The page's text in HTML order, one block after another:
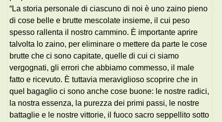
“La storia personale di ciascuno di noi è uno zaino pieno
di cose belle e brutte mescolate insieme, il cui peso
spesso rallenta il nostro cammino. È importante aprire
talvolta lo zaino, per eliminare o mettere da parte le cose
brutte che ci sono capitate, quelle di cui ci siamo
vergognati, gli errori che abbiamo commesso, il male
fatto e ricevuto. È tuttavia meraviglioso scoprire che in
quel bagaglio ci sono anche cose buone: le nostre radici,
la nostra essenza, la purezza dei primi passi, le nostre
battaglie e le nostre vittorie, il fuoco sacro seppellito sotto